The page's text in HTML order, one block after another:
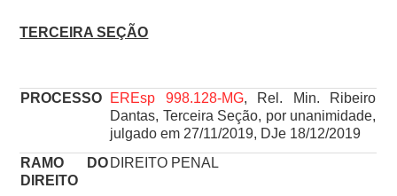
TERCEIRA SEÇÃO
PROCESSO EREsp 998.128-MG, Rel. Min. Ribeiro
Dantas, Terceira Seção, por unanimidade,
julgado em 27/11/2019, DJe 18/12/2019
RAMO DO
DIREITO
DIREITO PENAL